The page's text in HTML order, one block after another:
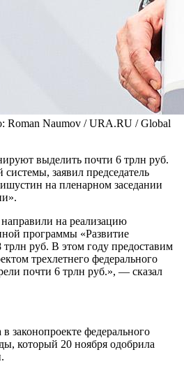
Roman Naumov / URA.RU / Global
выделить почти 6 трлн руб.
системы, заявил председатель
на пленарном заседании
на реализацию
программы «Развитие
руб. В этом году предоставим
трехлетнего федерального
почти 6 трлн руб.», — сказал
законопроекте федерального
который 20 ноября одобрила